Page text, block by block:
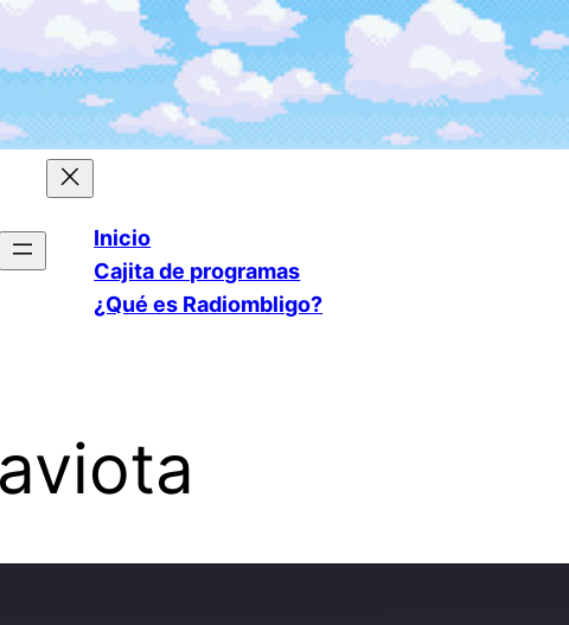
Inicio
Cajita de programas
¿Qué es Radiombligo?